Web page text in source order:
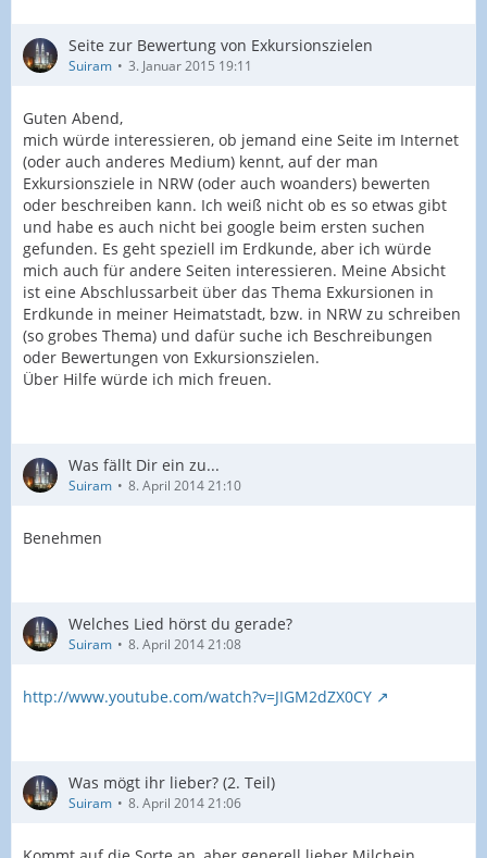
Seite zur Bewertung von Exkursionszielen
Suiram 3. Januar 2015 19:11
Guten Abend,
mich würde interessieren, ob jemand eine Seite im Internet
(oder auch anderes Medium) kennt, auf der man
Exkursionsziele in NRW (oder auch woanders) bewerten
oder beschreiben kann. Ich weiß nicht ob es so etwas gibt
und habe es auch nicht bei google beim ersten suchen
gefunden. Es geht speziell im Erdkunde, aber ich würde
mich auch für andere Seiten interessieren. Meine Absicht
ist eine Abschlussarbeit über das Thema Exkursionen in
Erdkunde in meiner Heimatstadt, bzw. in NRW zu schreiben
(so grobes Thema) und dafür suche ich Beschreibungen
oder Bewertungen von Exkursionszielen.
Über Hilfe würde ich mich freuen.
Was fällt Dir ein zu...
Suiram 8. April 2014 21:10
Benehmen
Welches Lied hörst du gerade?
Suiram 8. April 2014 21:08
http://www.youtube.com/watch?v=JIGM2dZX0CY
Was mögt ihr lieber? (2. Teil)
Suiram 8. April 2014 21:06